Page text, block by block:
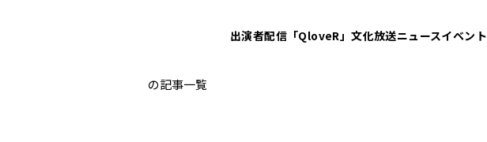
出演者配信「QloveR」文化放送ニュースイベント
ニュースパレード
の記事一覧